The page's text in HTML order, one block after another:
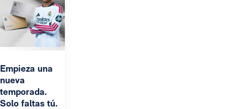
Empieza una
nueva
temporada.
Solo faltas tú.